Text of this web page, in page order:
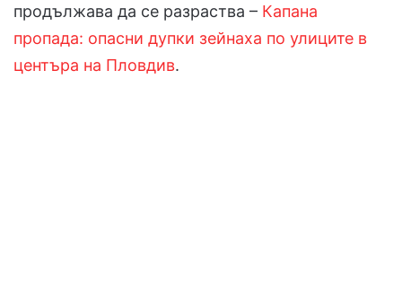
продължава да се разраства – Капана
пропада: опасни дупки зейнаха по улиците в
центъра на Пловдив.